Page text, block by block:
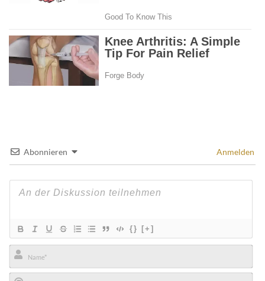
Abonnieren Anmelden
{} [+]
Name*